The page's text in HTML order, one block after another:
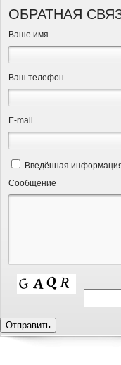
ОБРАТНАЯ
Ваше имя
Ваш телефон
Е-mail
Введённая
Сообщение